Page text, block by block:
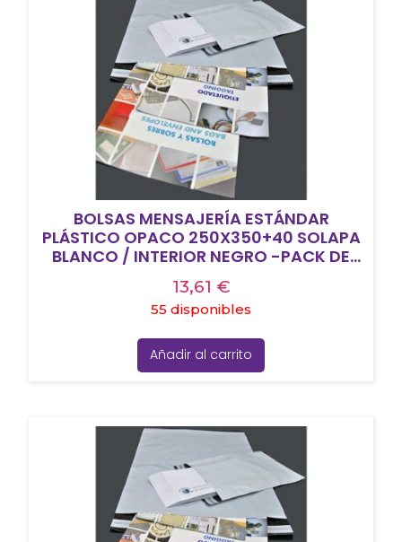
BOLSAS MENSAJERÍA ESTÁNDAR
PLÁSTICO OPACO 250X350+40 SOLAPA
BLANCO / INTERIOR NEGRO -PACK DE
100UD-
13,61 €
55 disponibles
Añadir al carrito